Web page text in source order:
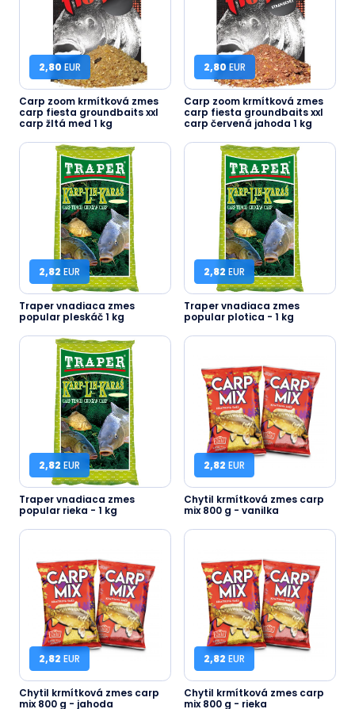
2,80 EUR
Carp zoom krmítková zmes
carp fiesta groundbaits xxl
carp žltá med 1 kg
2,80 EUR
Carp zoom krmítková zmes
carp fiesta groundbaits xxl
carp červená jahoda 1 kg
2,82 EUR
Traper vnadiaca zmes
popular pleskáč 1 kg
2,82 EUR
Traper vnadiaca zmes
popular plotica - 1 kg
2,82 EUR
Traper vnadiaca zmes
popular rieka - 1 kg
2,82 EUR
Chytil krmítková zmes carp
mix 800 g - vanilka
2,82 EUR
Chytil krmítková zmes carp
mix 800 g - jahoda
2,82 EUR
Chytil krmítková zmes carp
mix 800 g - rieka